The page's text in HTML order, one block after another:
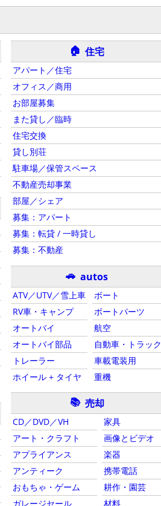
🏠 住宅
アパート／住宅
オフィス／商用
お部屋募集
また貸し／臨時
住宅交換
貸し別荘
駐車場／保管スペース
不動産売却事業
部屋／シェア
募集：アパート
募集：転貸 / 一時貸し
募集：不動産
🚗 autos
ATV／UTV／雪上車
RV車・キャンプ
オートバイ
オートバイ部品
トレーラー
ホイール + タイヤ
ボート
ボートパーツ
航空
自動車・トラック
車載電装用
重機
📚 売却
CD／DVD／VH
アート・クラフト
アプライアンス
アンティーク
おもちゃ・ゲーム
ガレージセール
家具
画像とビデオ
楽器
携帯電話
耕作・園芸
材料